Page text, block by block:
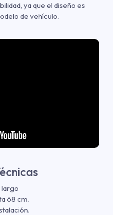
ya que el diseño es
de vehículo.
largo
68 cm.